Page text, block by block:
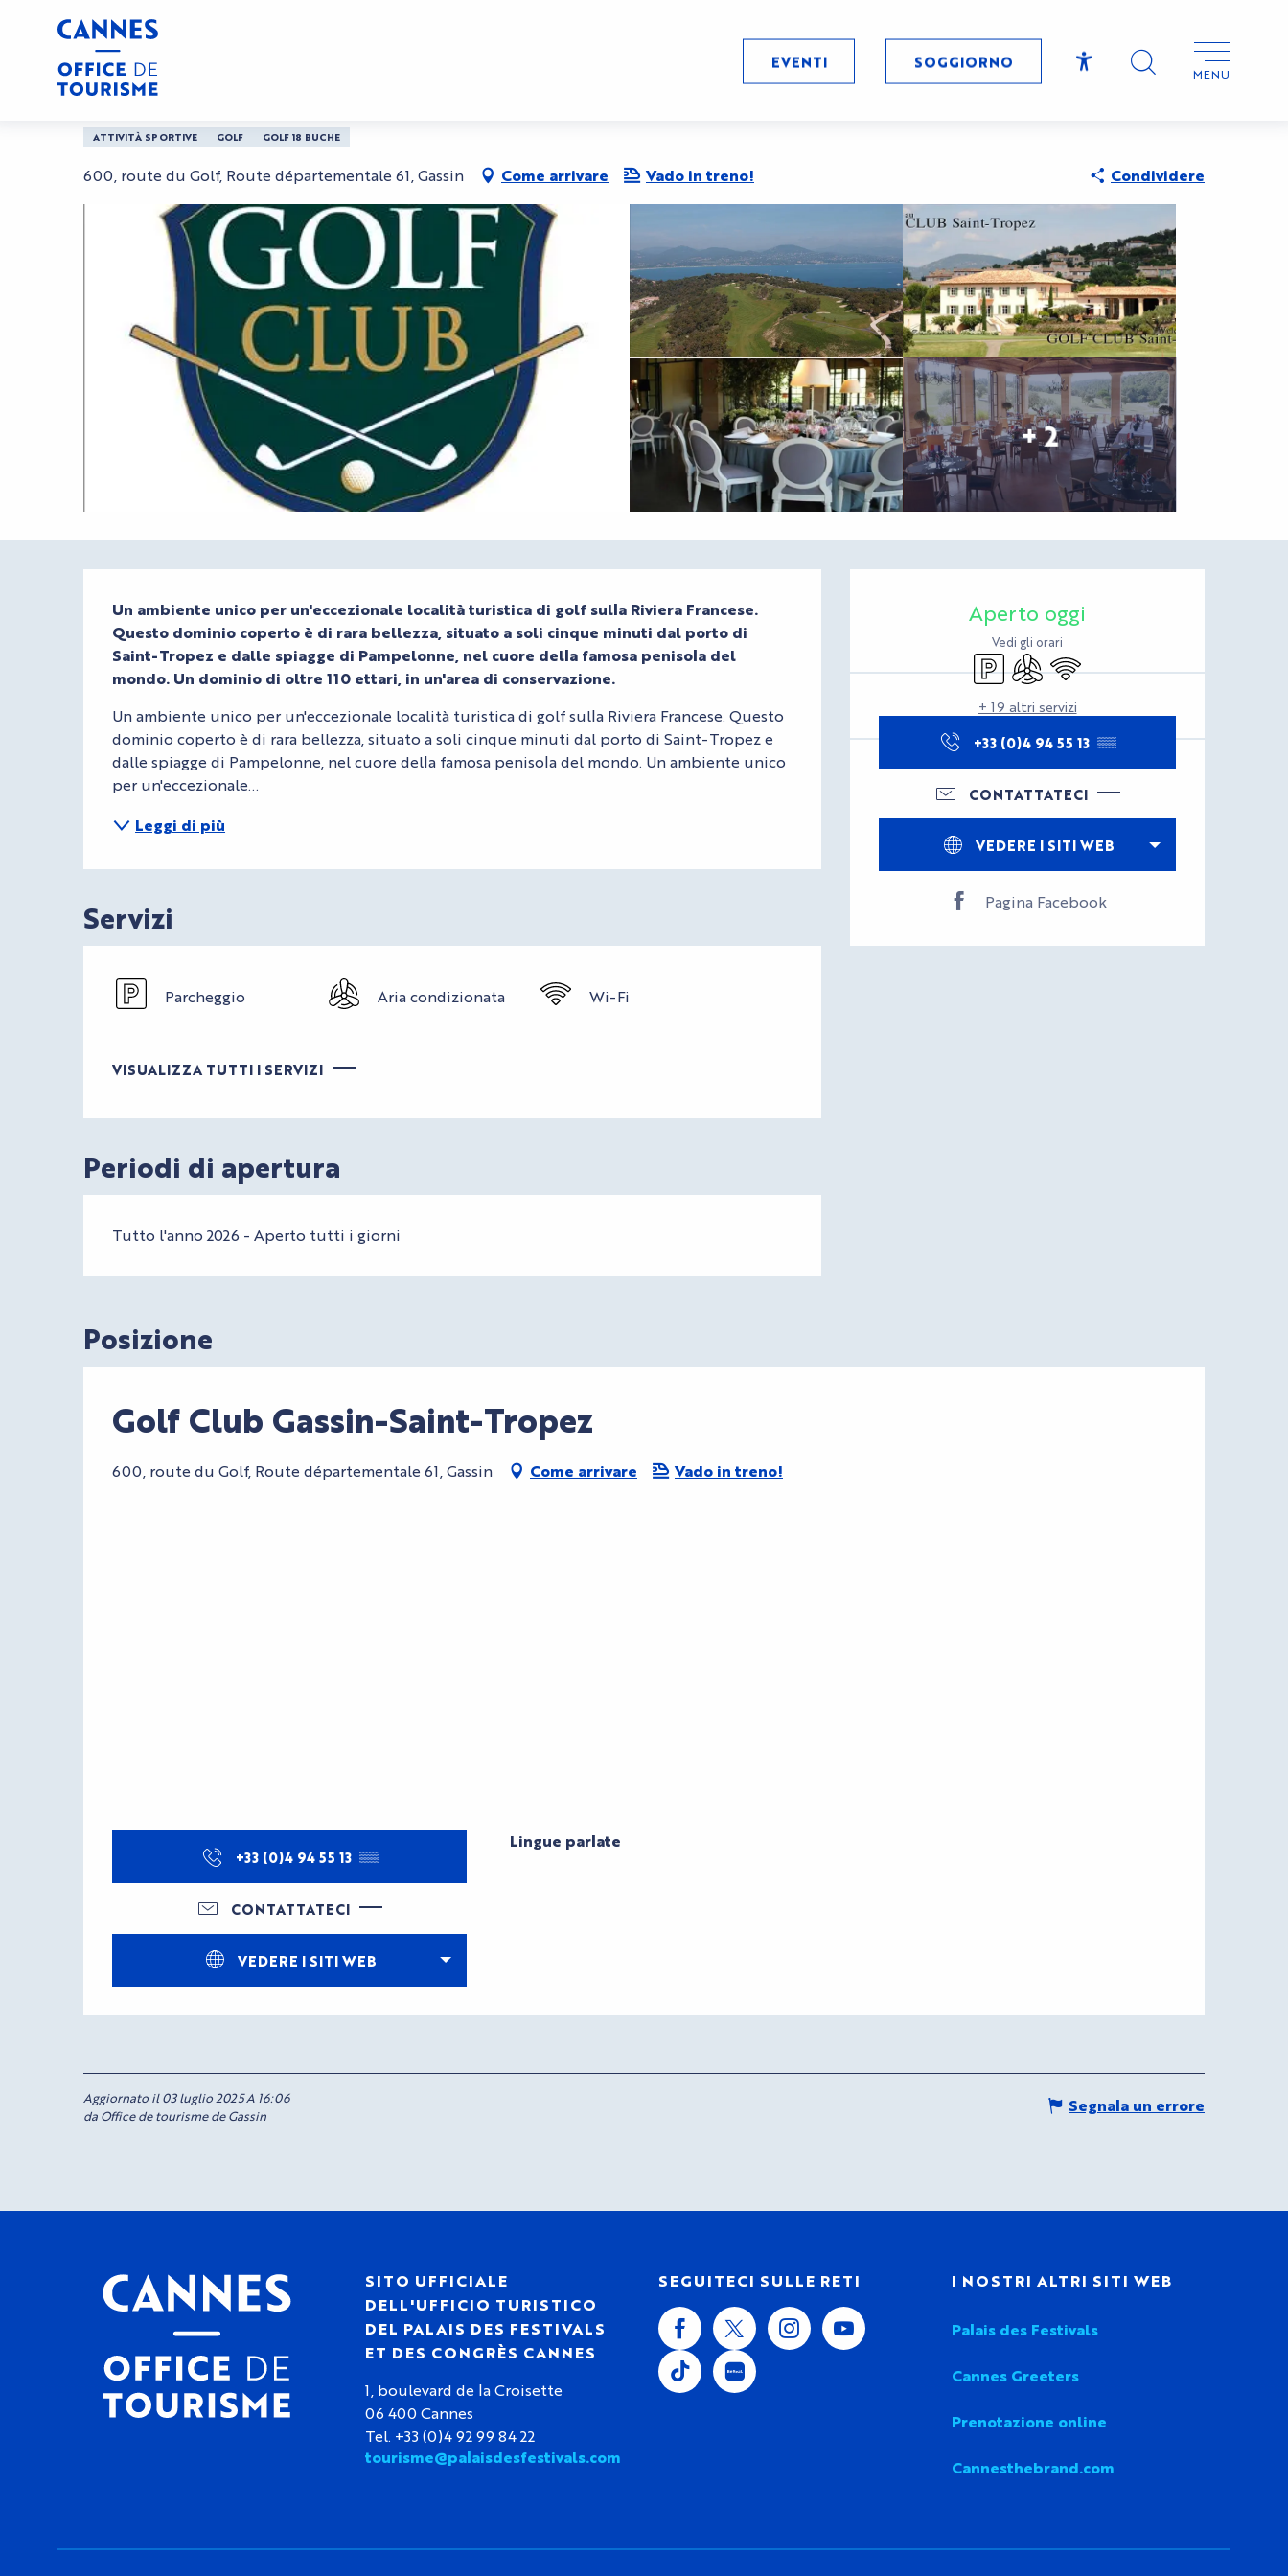
principal
EVENTI SOGGIORNO
AccessibilitéMENU
Casa Golf Club Gassin-Saint-Tropez
Golf Club Gassin-Saint-Tropez
ATTIVITÀ SPORTIVE GOLF GOLF 18 BUCHE
600, route du Golf, Route départementale 61, Gassin Come arrivare Vado in treno! Condividere
+ 2
Orari e contatti
Aperto oggi
Vedi gli orari
ParcheggioAria condizionata
Wi-Fi
+ 19 altri servizi
+33 (0)4 94 55 13 ▒▒
CONTATTATECI
VEDERE I SITI WEB
Pagina Facebook
Descrizione
Un ambiente unico per un'eccezionale località turistica di golf sulla Riviera Francese.
Questo dominio coperto è di rara bellezza, situato a soli cinque minuti dal porto di
Saint-Tropez e dalle spiagge di Pampelonne, nel cuore della famosa penisola del
mondo. Un dominio di oltre 110 ettari, in un'area di conservazione.
Un ambiente unico per un'eccezionale località turistica di golf sulla Riviera Francese. Questo
dominio coperto è di rara bellezza, situato a soli cinque minuti dal porto di Saint-Tropez e
dalle spiagge di Pampelonne, nel cuore della famosa penisola del mondo. Un ambiente unico
per un'eccezionale...
Leggi di più
Servizi
Parcheggio Aria condizionata Wi-Fi
VISUALIZZA TUTTI I SERVIZI
Periodi di apertura
Tutto l'anno 2026 - Aperto tutti i giorni
Posizione
Golf Club Gassin-Saint-Tropez
600, route du Golf, Route départementale 61, Gassin Come arrivare Vado in treno!
+33 (0)4 94 55 13 ▒▒
CONTATTATECI
VEDERE I SITI WEB
Lingue parlate
Lingue parlate
Aggiornato il 03 luglio 2025 A 16:06
da Office de tourisme de Gassin
Segnala un errore
SITO UFFICIALE
DELL'UFFICIO TURISTICO
DEL PALAIS DES FESTIVALS
ET DES CONGRÈS CANNES
1, boulevard de la Croisette
06 400 Cannes
Tel. +33 (0)4 92 99 84 22
tourisme@palaisdesfestivals.com
SEGUITECI SULLE RETI I NOSTRI ALTRI SITI WEB
Palais des Festivals
Cannes Greeters
Prenotazione online
Cannesthebrand.com